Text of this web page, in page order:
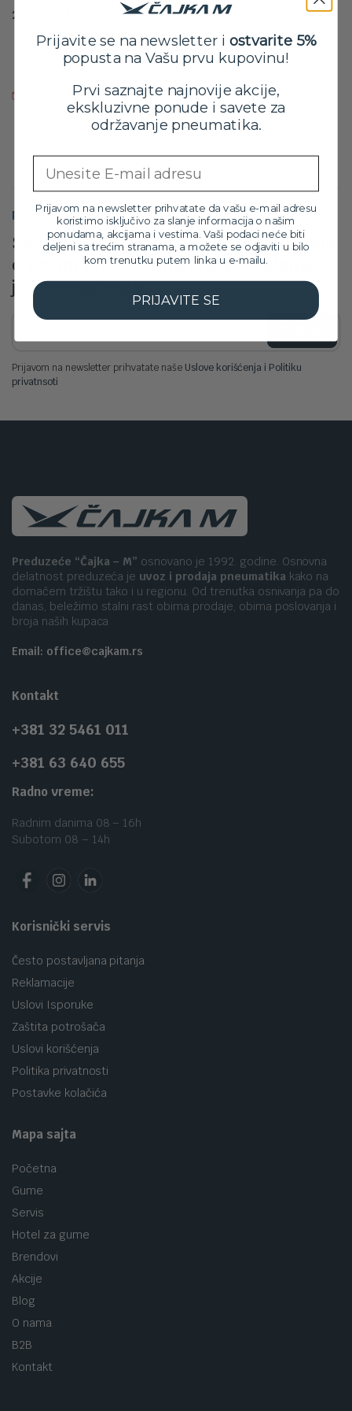
235/45 R18 SEHA TALAS 94V
8,499.00RSD
7,699.00
Proizvod trenutno nije na zalihama. Molimo vas da nas pozovete
za više informacija na broj: 032/546-10-11
Prijavite se na newsletter
Šaljemo Vam poruke sa informacijama
o novim proizvodima, rasprodajama i
još mnogo toga
Prijavom na newsletter prihvatate naše Uslove korišćenja i Politiku
privatnsoti
Preduzeće “Čajka – M” osnovano je 1992. godine. Osnovna
delatnost preduzeća je uvoz i prodaja pneumatika kako na
domaćem tržištu tako i u regionu. Od trenutka osnivanja pa do
danas, beležimo stalni rast obima prodaje, obima poslovanja i
broja naših kupaca
Email: office@cajkam.rs
Kontakt
+381 32 5461 011
+381 63 640 655
Radno vreme:
Radnim danima 08 – 16h
Subotom 08 – 14h
Korisnički servis
Često postavljana pitanja
Reklamacije
Uslovi Isporuke
Zaštita potrošača
Uslovi korišćenja
Politika privatnosti
Postavke kolačića
Mapa sajta
Početna
Gume
Servis
Hotel za gume
Brendovi
Akcije
Blog
O nama
B2B
Kontakt
Prijavite se na newsletter i ostvarite 5%
popusta na Vašu prvu kupovinu!
Prvi saznajte najnovije akcije,
ekskluzivne ponude i savete za
održavanje pneumatika.
Prijavom na newsletter prihvatate da vašu e-mail adresu
koristimo isključivo za slanje informacija o našim
ponudama, akcijama i vestima. Vaši podaci neće biti
deljeni sa trećim stranama, a možete se odjaviti u bilo
kom trenutku putem linka u e-mailu.
PRIJAVITE SE